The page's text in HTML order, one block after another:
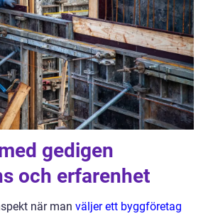
gedigen
och erfarenhet
när man väljer ett byggföretag